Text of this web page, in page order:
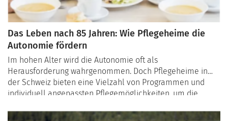
Das Leben nach 85 Jahren: Wie Pflegeheime die
Autonomie fördern
Im hohen Alter wird die Autonomie oft als
Herausforderung wahrgenommen. Doch Pflegeheime in
der Schweiz bieten eine Vielzahl von Programmen und
individuell angepassten Pflegemöglichkeiten, um die
Lebensqualität zu steigern. In diesem Artikel erfahren Sie,